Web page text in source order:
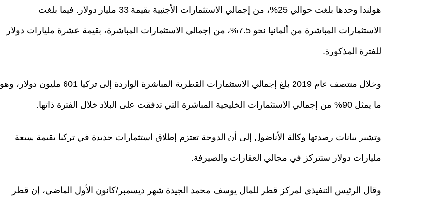
هولندا وحدها بلغت حوالي 25%، من إجمالي الاستثمارات الأجنبية بقيمة 33 مليار دولار. فيما بلغت
الاستثمارات المباشرة من ألمانيا نحو 7.5%، من إجمالي الاستثمارات المباشرة، بقيمة عشرة مليارات دولار
للفترة المذكورة.
وخلال منتصف عام 2019 بلغ إجمالي الاستثمارات القطرية المباشرة الواردة إلى تركيا 601 مليون دولار، وهو
ما يمثل 90% من إجمالي الاستثمارات الخليجية المباشرة التي تدفقت على البلاد خلال الفترة ذاتها.
وتشير بيانات رصدتها وكالة الأناضول إلى أن الدوحة تعتزم إطلاق استثمارات جديدة في تركيا بقيمة سبعة
مليارات دولار ستتركز في مجالي العقارات والصيرفة.
وقال الرئيس التنفيذي لمركز قطر للمال يوسف محمد الجيدة شهر ديسمبر/كانون الأول الماضي، إن قطر